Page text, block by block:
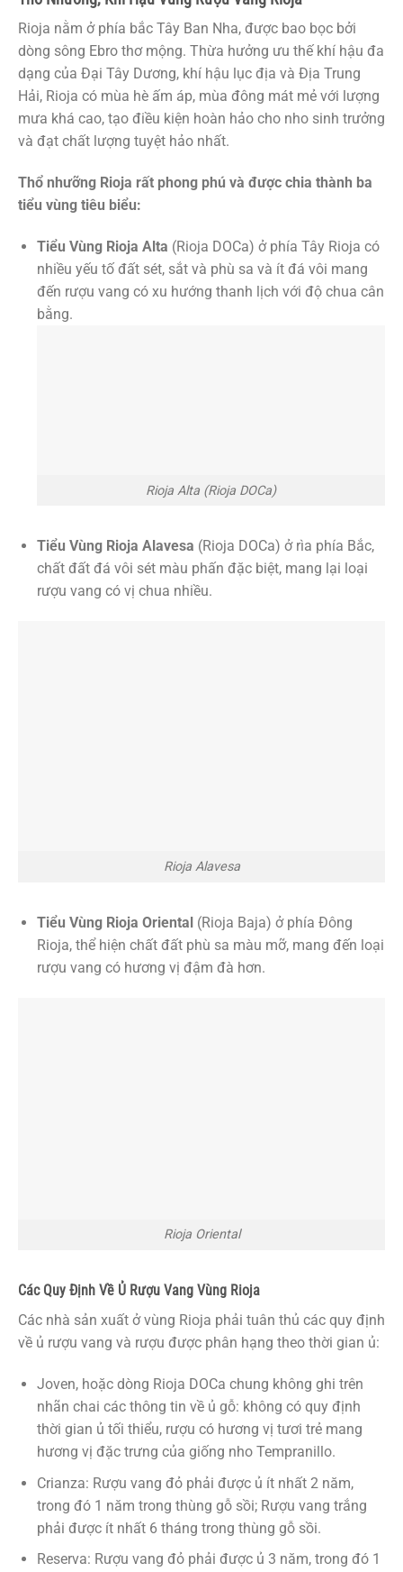
Rioja nằm ở phía bắc Tây Ban Nha, được bao bọc bởi
dòng sông Ebro thơ mộng. Thừa hưởng ưu thế khí hậu đa
dạng của Đại Tây Dương, khí hậu lục địa và Địa Trung
Hải, Rioja có mùa hè ấm áp, mùa đông mát mẻ với lượng
mưa khá cao, tạo điều kiện hoàn hảo cho nho sinh trưởng
và đạt chất lượng tuyệt hảo nhất.
Thổ nhưỡng Rioja rất phong phú và được chia thành ba
tiểu vùng tiêu biểu:
Tiểu Vùng Rioja Alta (Rioja DOCa) ở phía Tây Rioja có
nhiều yếu tố đất sét, sắt và phù sa và ít đá vôi mang
đến rượu vang có xu hướng thanh lịch với độ chua cân
bằng.
Rioja Alta (Rioja DOCa)
Tiểu Vùng Rioja Alavesa (Rioja DOCa) ở rìa phía Bắc,
chất đất đá vôi sét màu phấn đặc biệt, mang lại loại
rượu vang có vị chua nhiều.
Rioja Alavesa
Tiểu Vùng Rioja Oriental(Rioja Baja) ở phía Đông
Rioja, thể hiện chất đất phù sa màu mỡ, mang đến loại
rượu vang có hương vị đậm đà hơn.
Rioja Oriental
Các Quy Định Về Ủ Rượu Vang Vùng Rioja
Các nhà sản xuất ở vùng Rioja phải tuân thủ các quy định
về ủ rượu vang và rượu được phân hạng theo thời gian ủ:
Joven, hoặc dòng Rioja DOCa chung không ghi trên
nhãn chai các thông tin về ủ gỗ: không có quy định
thời gian ủ tối thiểu, rượu có hương vị tươi trẻ mang
hương vị đặc trưng của giống nho Tempranillo.
Crianza: Rượu vang đỏ phải được ủ ít nhất 2 năm,
trong đó 1 năm trong thùng gỗ sồi; Rượu vang trắng
phải được ít nhất 6 tháng trong thùng gỗ sồi.
Reserva: Rượu vang đỏ phải được ủ 3 năm, trong đó 1